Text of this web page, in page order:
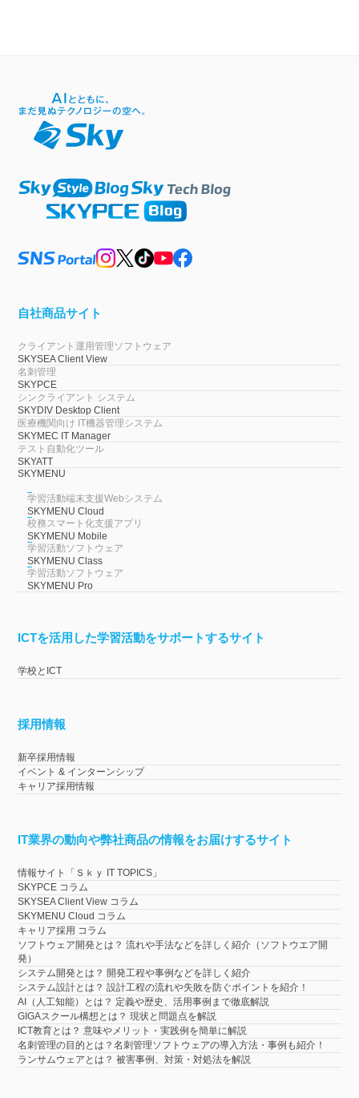
自社商品サイト
クライアント運用管理ソフトウェア
SKYSEA Client View
名刺管理
SKYPCE
シンクライアント システム
SKYDIV Desktop Client
医療機関向け IT機器管理システム
SKYMEC IT Manager
テスト自動化ツール
SKYATT
SKYMENU
学習活動端末支援Webシステム
SKYMENU Cloud
校務スマート化支援アプリ
SKYMENU Mobile
学習活動ソフトウェア
SKYMENU Class
学習活動ソフトウェア
SKYMENU Pro
ICTを活用した学習活動をサポートするサイト
学校とICT
採用情報
新卒採用情報
イベント & インターンシップ
キャリア採用情報
IT業界の動向や弊社商品の情報をお届けするサイト
情報サイト「Ｓｋｙ IT TOPICS」
SKYPCE コラム
SKYSEA Client View コラム
SKYMENU Cloud コラム
キャリア採用 コラム
ソフトウェア開発とは？ 流れや手法などを詳しく紹介（ソフトウエア開
発）
システム開発とは？ 開発工程や事例などを詳しく紹介
システム設計とは？ 設計工程の流れや失敗を防ぐポイントを紹介！
AI（人工知能）とは？ 定義や歴史、活用事例まで徹底解説
GIGAスクール構想とは？ 現状と問題点を解説
ICT教育とは？ 意味やメリット・実践例を簡単に解説
名刺管理の目的とは？名刺管理ソフトウェアの導入方法・事例も紹介！
ランサムウェアとは？ 被害事例、対策・対処法を解説